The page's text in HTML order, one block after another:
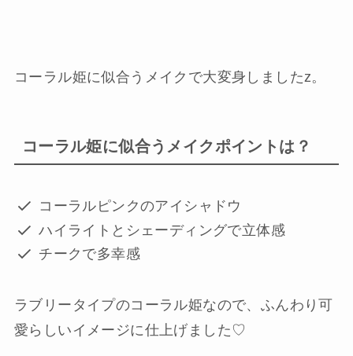
コーラル姫に似合うメイクで大変身しましたz。
コーラル姫に似合うメイクポイントは？
コーラルピンクのアイシャドウ
ハイライトとシェーディングで立体感
チークで多幸感
ラブリータイプのコーラル姫なので、ふんわり可
愛らしいイメージに仕上げました♡